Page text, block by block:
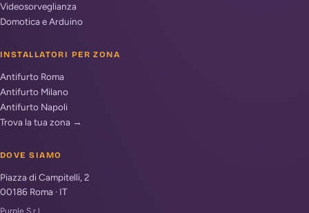
Videosorveglianza
Domotica e Arduino
INSTALLATORI PER ZONA
Antifurto Roma
Antifurto Milano
Antifurto Napoli
Trova la tua zona →
DOVE SIAMO
Piazza di Campitelli, 2
00186 Roma · IT
Purple S.r.l.